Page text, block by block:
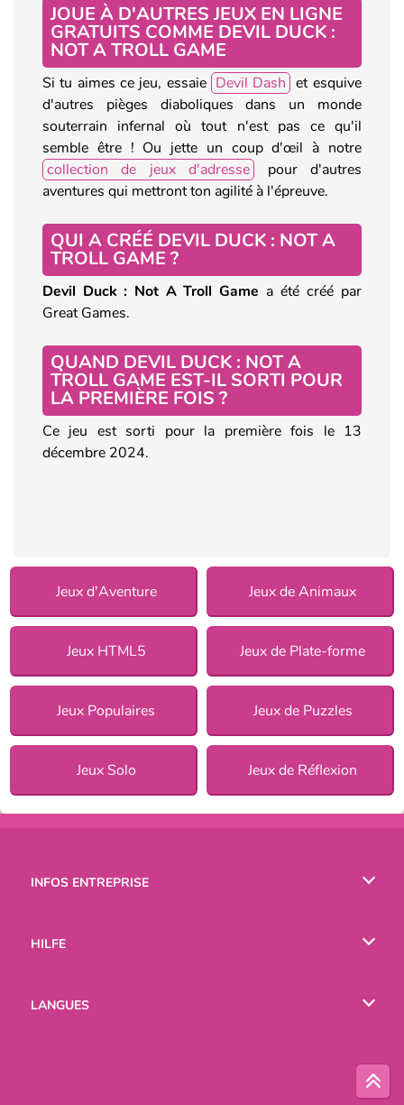
JOUE À D'AUTRES JEUX EN LIGNE
GRATUITS COMME DEVIL DUCK :
NOT A TROLL GAME
Si tu aimes ce jeu, essaie Devil Dash et esquive
d'autres pièges diaboliques dans un monde
souterrain infernal où tout n'est pas ce qu'il
semble être ! Ou jette un coup d'œil à notre
collection de jeux d'adresse
pour d'autres
aventures qui mettront ton agilité à l'épreuve.
QUI A CRÉÉ DEVIL DUCK : NOT A
TROLL GAME ?
Devil Duck : Not A Troll Game a été créé par
Great Games.
QUAND DEVIL DUCK : NOT A
TROLL GAME EST-IL SORTI POUR
LA PREMIÈRE FOIS ?
Ce jeu est sorti pour la première fois le 13
décembre 2024.
Jeux d'Aventure Jeux de Animaux
Jeux HTML5 Jeux de Plate-forme
Jeux Populaires Jeux de Puzzles
Jeux Solo Jeux de Réflexion
INFOS ENTREPRISE
HILFE
LANGUES